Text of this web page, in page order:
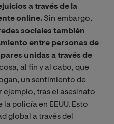
a través de la
online. Sin embargo,
sociales también
entre personas de
unidas a través de
al fin y al cabo, que
un sentimiento de
tras el asesinato
policía en EEUU. Esto
global a través del